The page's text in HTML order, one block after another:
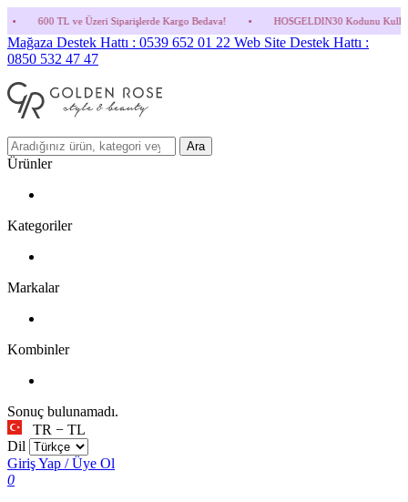
Siparişlerde Kargo Bedava! • HOSGELDIN30 Kodunu Kullanmayı Unutma!
Mağaza Destek Hattı : 0539 652 01 22 Web Site Destek Hattı :
0850 532 47 47
Ara
Ürünler
Kategoriler
Markalar
Kombinler
Sonuç bulunamadı.
TR − TL
Dil
Giriş Yap / Üye Ol
0